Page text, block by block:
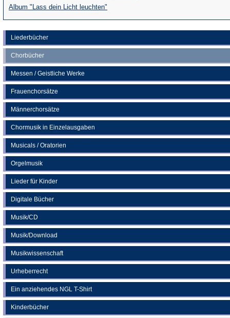
Liederbücher
Chorbücher
Messen / Geistliche Werke
Frauenchorsätze
Männerchorsätze
Chormusik in Einzelausgaben
Musicals / Oratorien
Orgelmusik
Lieder für Kinder
Digitale Bücher
Musik/CD
Musik/Download
Musikwissenschaft
Urheberrecht
Ein anziehendes NGL T-Shirt
Kinderbücher
einem
neuen
Tab)
einem
neuen
Tab)
Album "Lass dein Licht leuchten"
in
einem
neuen